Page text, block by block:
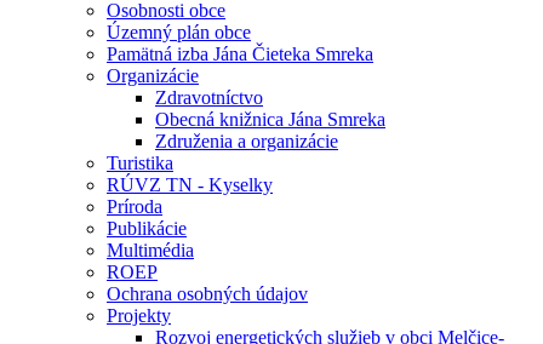
Osobnosti obce
Územný plán obce
Pamätná izba Jána Čieteka Smreka
Organizácie
Zdravotníctvo
Obecná knižnica Jána Smreka
Združenia a organizácie
Turistika
RÚVZ TN - Kyselky
Príroda
Publikácie
Multimédia
ROEP
Ochrana osobných údajov
Projekty
Rozvoj energetických služieb v obci Melčice-